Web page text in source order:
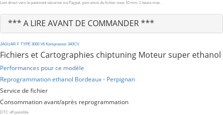
Lien direct vers le paiement sécurisé via Paypal, puis envoi du fichier sous 10 min, 1 heure max.
*** A LIRE AVANT DE COMMANDER ***
JAGUAR F TYPE 3000 V6 Kompressor 340CV
Fichiers et Cartographies chiptuning Moteur super ethanol
Performances pour ce modèle
Reprogrammation ethanol Bordeaux - Perpignan
Service de fichier
Consommation avant/après reprogrammation
DTC off possible